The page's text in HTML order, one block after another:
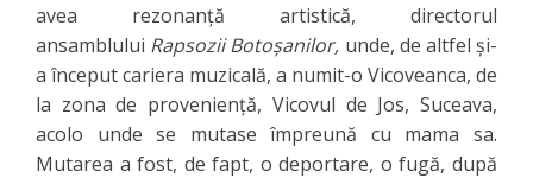
avea rezonanță artistică, directorul
ansamblului Rapsozii Botoșanilor, unde, de altfel și-
a început cariera muzicală, a numit-o Vicoveanca, de
la zona de proveniență, Vicovul de Jos, Suceava,
acolo unde se mutase împreună cu mama sa.
Mutarea a fost, de fapt, o deportare, o fugă, după